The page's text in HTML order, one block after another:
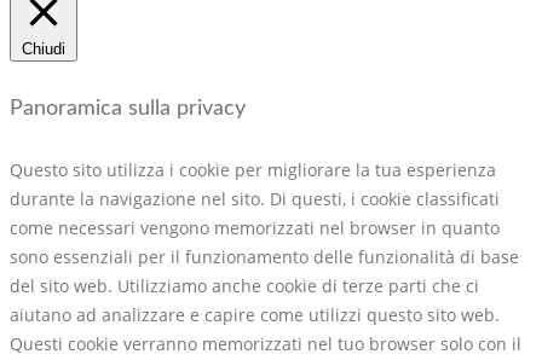
Chiudi
Panoramica sulla privacy
Questo sito utilizza i cookie per migliorare la tua esperienza
durante la navigazione nel sito. Di questi, i cookie classificati
come necessari vengono memorizzati nel browser in quanto
sono essenziali per il funzionamento delle funzionalità di base
del sito web. Utilizziamo anche cookie di terze parti che ci
aiutano ad analizzare e capire come utilizzi questo sito web.
Questi cookie verranno memorizzati nel tuo browser solo con il